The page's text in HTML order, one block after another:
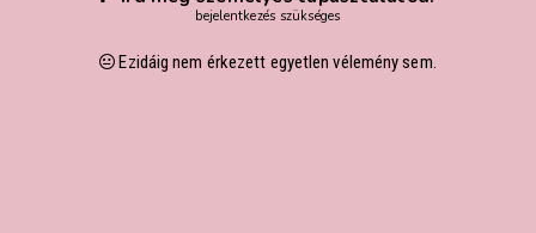
bejelentkezés szükséges
Ezidáig nem érkezett egyetlen vélemény sem.